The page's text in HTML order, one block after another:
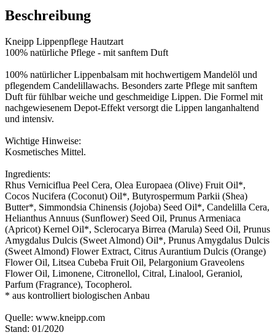
Beschreibung
Kneipp Lippenpflege Hautzart
100% natürliche Pflege - mit sanftem Duft
100% natürlicher Lippenbalsam mit hochwertigem Mandelöl und
pflegendem Candelillawachs. Besonders zarte Pflege mit sanftem
Duft für fühlbar weiche und geschmeidige Lippen. Die Formel mit
nachgewiesenem Depot-Effekt versorgt die Lippen langanhaltend
und intensiv.
Wichtige Hinweise:
Kosmetisches Mittel.
Ingredients:
Rhus Verniciflua Peel Cera, Olea Europaea (Olive) Fruit Oil*,
Cocos Nucifera (Coconut) Oil*, Butyrospermum Parkii (Shea)
Butter*, Simmondsia Chinensis (Jojoba) Seed Oil*, Candelilla Cera,
Helianthus Annuus (Sunflower) Seed Oil, Prunus Armeniaca
(Apricot) Kernel Oil*, Sclerocarya Birrea (Marula) Seed Oil, Prunus
Amygdalus Dulcis (Sweet Almond) Oil*, Prunus Amygdalus Dulcis
(Sweet Almond) Flower Extract, Citrus Aurantium Dulcis (Orange)
Flower Oil, Litsea Cubeba Fruit Oil, Pelargonium Graveolens
Flower Oil, Limonene, Citronellol, Citral, Linalool, Geraniol,
Parfum (Fragrance), Tocopherol.
* aus kontrolliert biologischen Anbau
Quelle: www.kneipp.com
Stand: 01/2020